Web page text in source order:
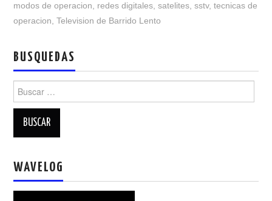
PLAN DE BANDAS DE
PROMOCIÓN DE LA RADIO AFICIÓN
PROPAGACIÓN
SOLICITUD DE INGRESO
modos de operacion, redes digitales,satelites,sstv,tecnicas de
operacion,Television de Barrido Lento
BUSQUEDAS
Buscar:
WAVELOG